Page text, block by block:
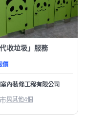
收垃圾」服務
價
內裝修工程有限公司
與其他4個